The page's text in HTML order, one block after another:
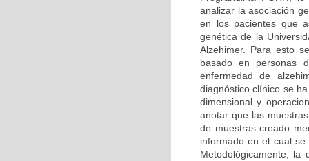
analizar la asociación
en los pacientes que
genética de la
Alzehimer. Para esto
basado en personas
enfermedad de
diagnóstico clínico se
dimensional y
anotar que las
de muestras creado
informado en el cual
Metodológicamente, la